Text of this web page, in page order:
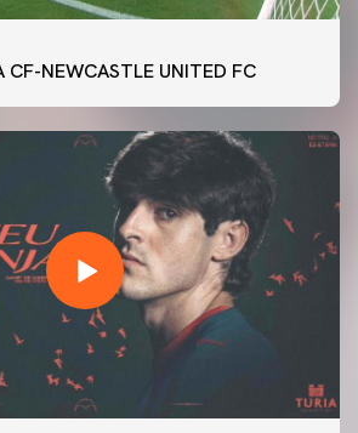
CF-NEWCASTLE UNITED FC